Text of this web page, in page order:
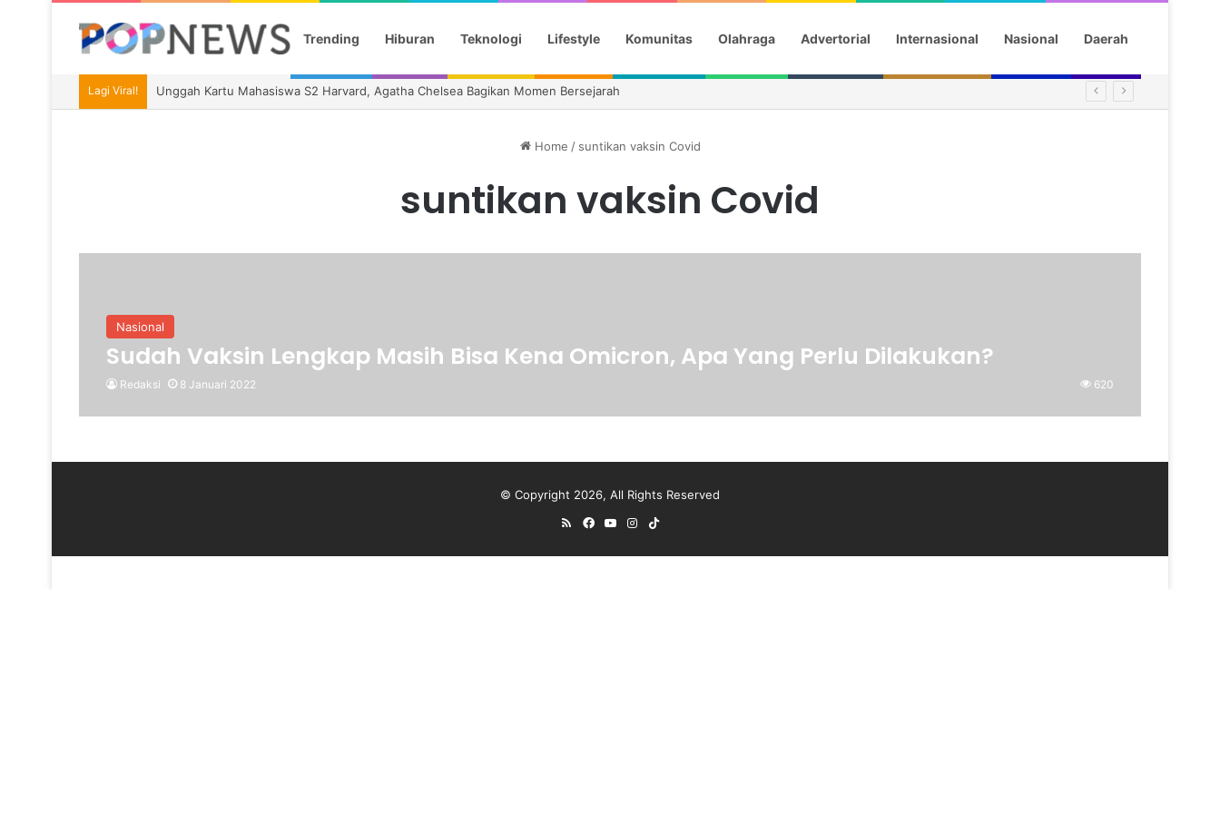
Trending Hiburan Teknologi Lifestyle Komunitas Olahraga Advertorial Internasional Nasional Daerah
Lagi Viral! Unggah Kartu Mahasiswa S2 Harvard, Agatha Chelsea Bagikan Momen Bersejarah
Home / suntikan vaksin Covid
suntikan vaksin Covid
Nasional
Sudah Vaksin Lengkap Masih Bisa Kena Omicron, Apa Yang Perlu Dilakukan?
Redaksi 8 Januari 2022 620
© Copyright 2026, All Rights Reserved
RSSFacebook
YouTubeInstagram
TikTok